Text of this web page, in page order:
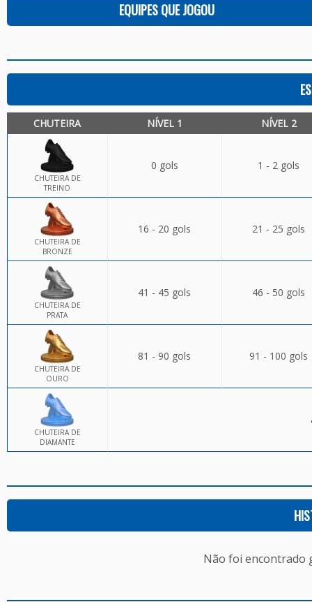
EQUIPES QUE JOGOU
CHUTEIRA NÍVEL 1 NÍVEL 2
CHUTEIRA DE
TREINO
0 gols 1 - 2 gols
CHUTEIRA DE
BRONZE
16 - 20 gols 21 - 25 gols
CHUTEIRA DE
PRATA
41 - 45 gols 46 - 50 gols
CHUTEIRA DE
OURO
81 - 90 gols 91 - 100 gols
CHUTEIRA DE
DIAMANTE
Não foi encontrado